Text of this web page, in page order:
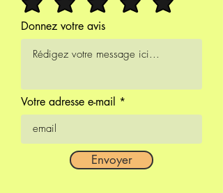
Donnez votre avis
Votre adresse e-mail
Envoyer